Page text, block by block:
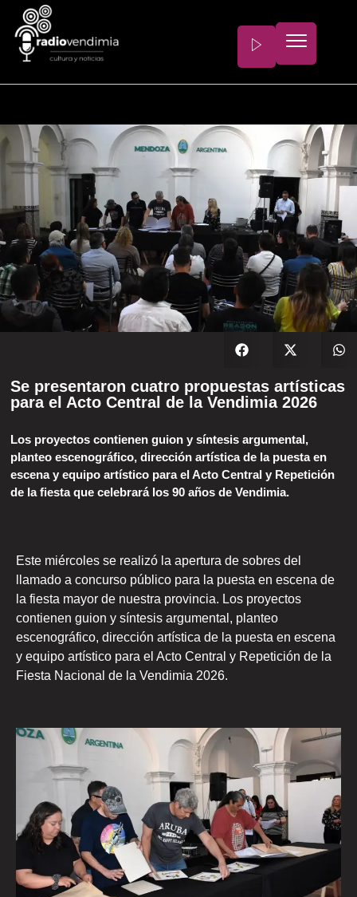
Se presentaron cuatro propuestas artísticas
para el Acto Central de la Vendimia 2026
Los proyectos contienen guion y síntesis argumental,
planteo escenográfico, dirección artística de la puesta en
escena y equipo artístico para el Acto Central y Repetición
de la fiesta que celebrará los 90 años de Vendimia.
Este miércoles se realizó la apertura de sobres del
llamado a concurso público para la puesta en escena de
la fiesta mayor de nuestra provincia. Los proyectos
contienen guion y síntesis argumental, planteo
escenográfico, dirección artística de la puesta en escena
y equipo artístico para el Acto Central y Repetición de la
Fiesta Nacional de la Vendimia 2026.